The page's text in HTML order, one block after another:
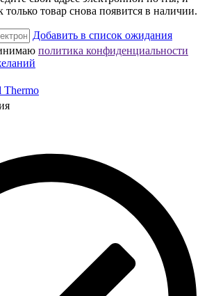
товар снова появится в наличии.
Добавить в список ожидания
политика конфиденциальности
Thermo